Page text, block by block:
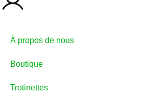
À propos de nous
Boutique
Trotinettes